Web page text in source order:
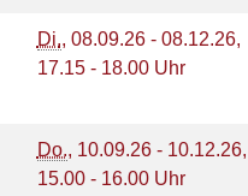
Di., 08.09.26 - 08.12.26,
17.15 - 18.00 Uhr
Do., 10.09.26 - 10.12.26,
15.00 - 16.00 Uhr